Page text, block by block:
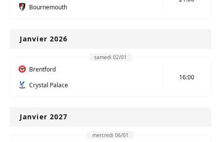
Bournemouth
Janvier 2026
samedi 02/01
Brentford
Crystal Palace
16:00
Janvier 2027
mercredi 06/01